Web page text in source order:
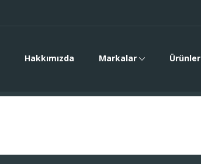
Hakkımızda Markalar Ürünler